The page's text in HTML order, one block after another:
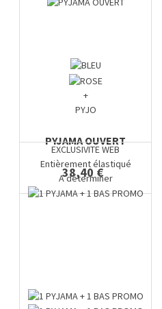
+
PYJO
PYJAMA OUVERT
38,40 €
EXCLUSIVITE WEB
Entièrement élastiqué
A déterminer